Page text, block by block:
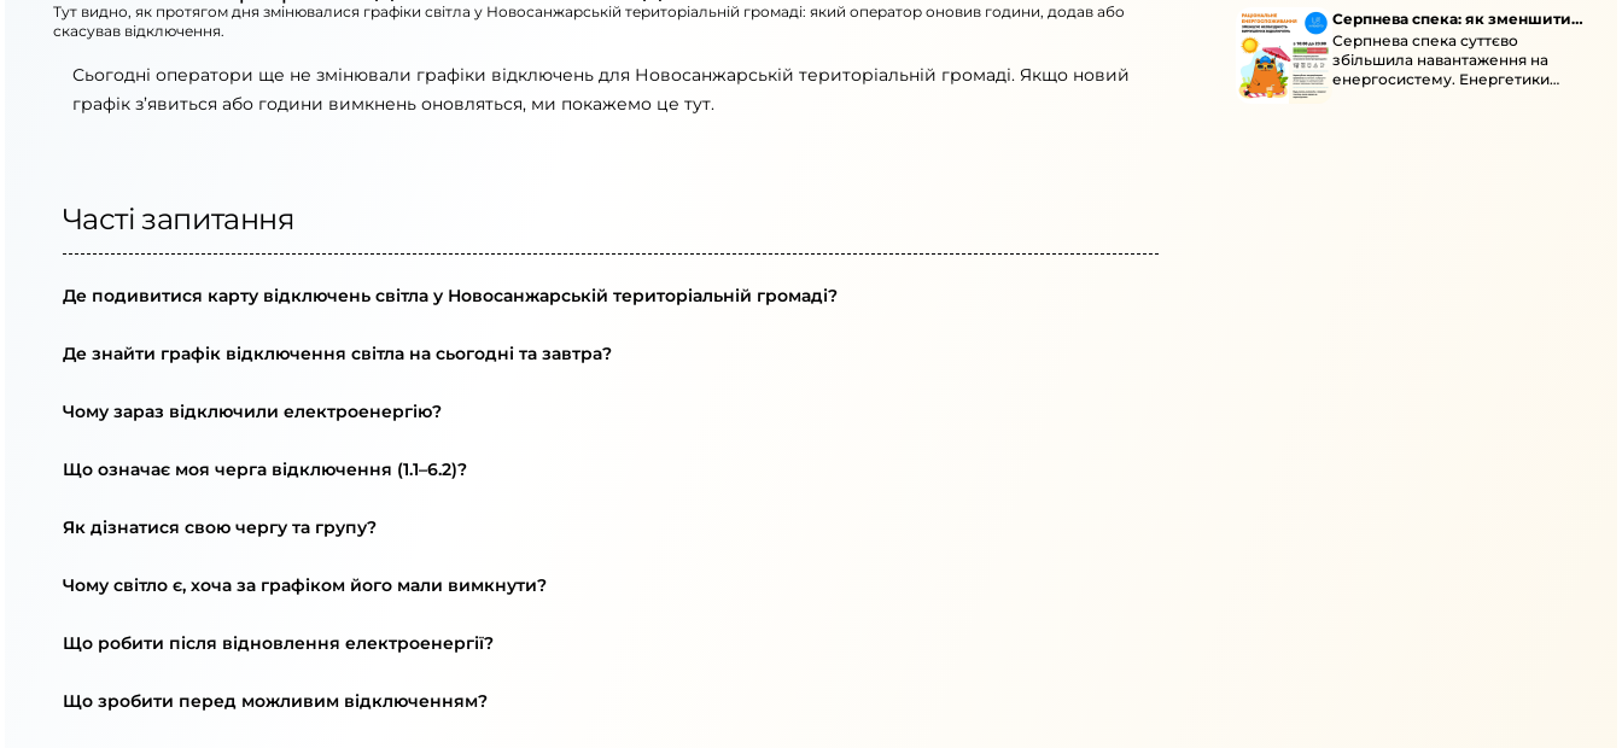
Тут видно, як протягом дня змінювалися графіки світла у Новосанжарській територіальній громаді: який оператор оновив години, додав або
скасував відключення.
Сьогодні оператори ще не змінювали графіки відключень для Новосанжарській територіальній громаді. Якщо новий
графік з’явиться або години вимкнень оновляться, ми покажемо це тут.
Часті запитання
Де подивитися карту відключень світла у Новосанжарській територіальній громаді?
Де знайти графік відключення світла на сьогодні та завтра?
Чому зараз відключили електроенергію?
Що означає моя черга відключення (1.1–6.2)?
Як дізнатися свою чергу та групу?
Чому світло є, хоча за графіком його мали вимкнути?
Що робити після відновлення електроенергії?
Що зробити перед можливим відключенням?
наступної зими.
Серпнева спека: як зменшити
навантаження
Серпнева спека суттєво
збільшила навантаження на
енергосистему. Енергетики